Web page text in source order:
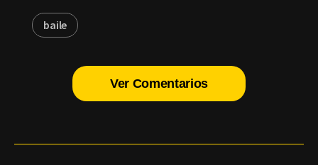
baile
Ver Comentarios